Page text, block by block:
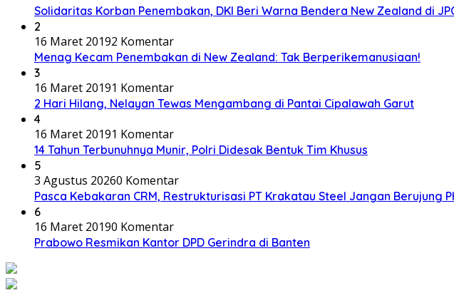
Solidaritas Korban Penembakan, DKI Beri Warna Bendera New Zealand di
2
16 Maret 20192 Komentar
Menag Kecam Penembakan di New Zealand: Tak Berperikemanusiaan!
3
16 Maret 20191 Komentar
2 Hari Hilang, Nelayan Tewas Mengambang di Pantai Cipalawah Garut
4
16 Maret 20191 Komentar
14 Tahun Terbunuhnya Munir, Polri Didesak Bentuk Tim Khusus
5
3 Agustus 20260 Komentar
Pasca Kebakaran CRM, Restrukturisasi PT Krakatau Steel Jangan Berujung
6
16 Maret 20190 Komentar
Prabowo Resmikan Kantor DPD Gerindra di Banten